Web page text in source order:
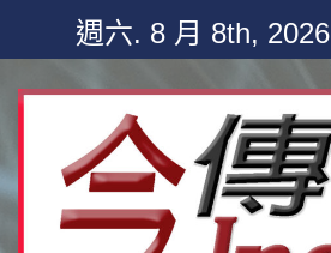
content
週六. 8 月 8th, 2026